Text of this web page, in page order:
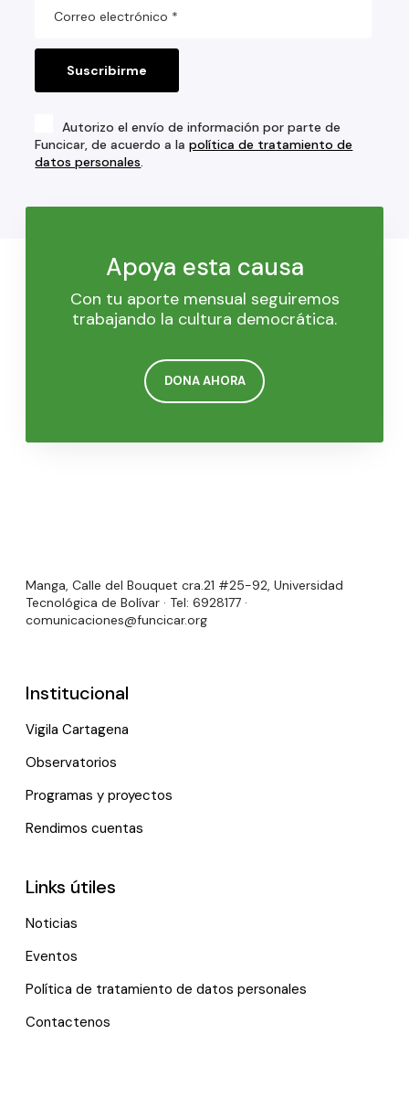
Autorizo el envío de información por parte de
Funcicar, de acuerdo a lapolítica de tratamiento de
datos personales.
Apoya esta causa
Con tu aporte mensual seguiremos
trabajando la cultura democrática.
DONA AHORA
Manga, Calle del Bouquet cra.21 #25-92, Universidad
Tecnológica de Bolívar · Tel: 6928177 ·
comunicaciones@funcicar.org
Institucional
Vigila Cartagena
Observatorios
Programas y proyectos
Rendimos cuentas
Links útiles
Noticias
Eventos
Política de tratamiento de datos personales
Contactenos